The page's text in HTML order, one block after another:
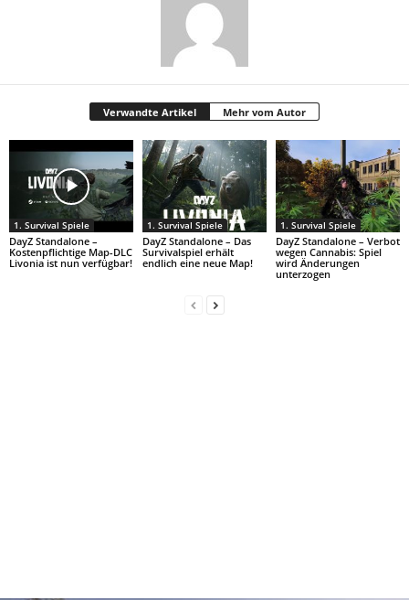
Verwandte Artikel Mehr vom Autor
1. Survival Spiele
DayZ Standalone –
Kostenpflichtige Map-DLC
Livonia ist nun verfügbar!
1. Survival Spiele
DayZ Standalone – Das
Survivalspiel erhält
endlich eine neue Map!
1. Survival Spiele
DayZ Standalone – Verbot
wegen Cannabis: Spiel
wird Änderungen
unterzogen